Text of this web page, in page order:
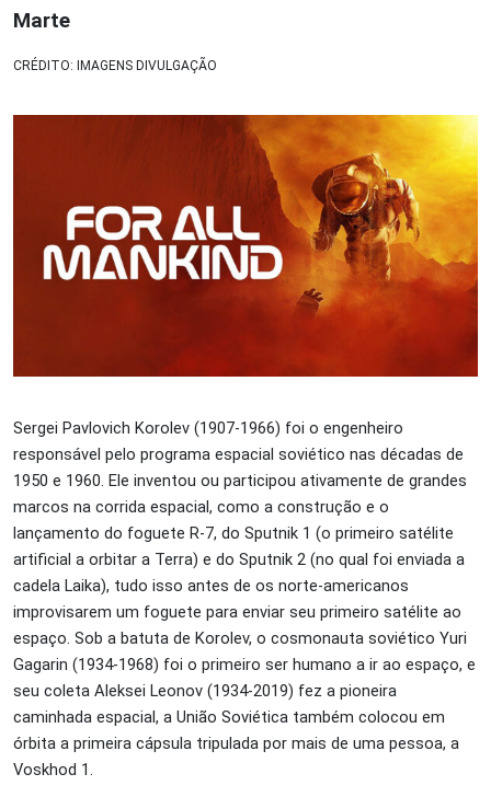
Marte
CRÉDITO: IMAGENS DIVULGAÇÃO
Sergei Pavlovich Korolev (1907-1966) foi o engenheiro
responsável pelo programa espacial soviético nas décadas de
1950 e 1960. Ele inventou ou participou ativamente de grandes
marcos na corrida espacial, como a construção e o
lançamento do foguete R-7, do Sputnik 1 (o primeiro satélite
artificial a orbitar a Terra) e do Sputnik 2 (no qual foi enviada a
cadela Laika), tudo isso antes de os norte-americanos
improvisarem um foguete para enviar seu primeiro satélite ao
espaço. Sob a batuta de Korolev, o cosmonauta soviético Yuri
Gagarin (1934-1968) foi o primeiro ser humano a ir ao espaço, e
seu coleta Aleksei Leonov (1934-2019) fez a pioneira
caminhada espacial, a União Soviética também colocou em
órbita a primeira cápsula tripulada por mais de uma pessoa, a
Voskhod 1.